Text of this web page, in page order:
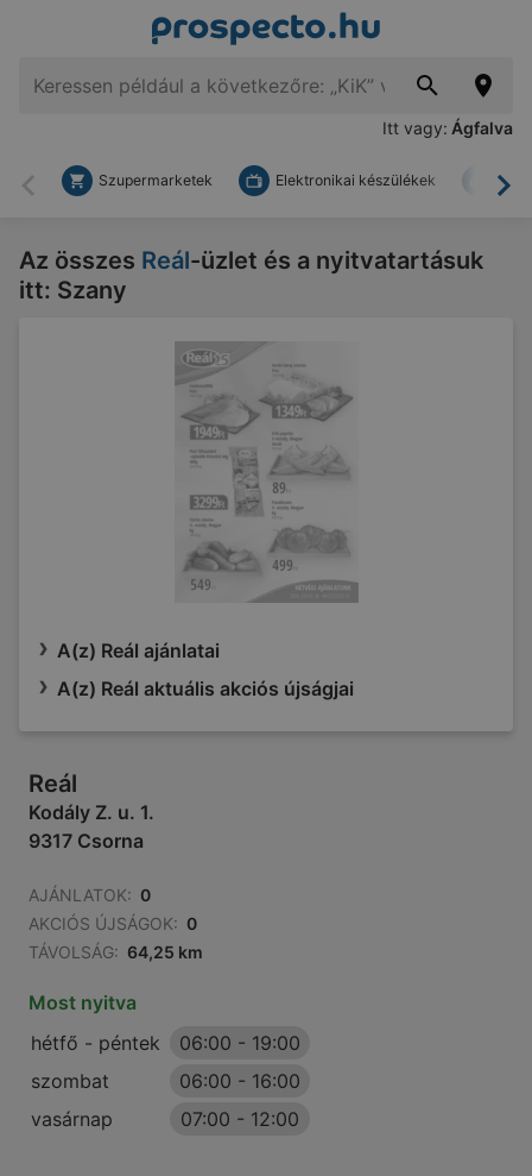
Itt vagy: Ágfalva
Vissza
Szupermarketek Elektronikai készülékek
Az összes Reál-üzlet és a nyitvatartásuk
itt: Szany
A(z) Reál ajánlatai
A(z) Reál aktuális akciós újságjai
Reál
Kodály Z. u. 1.
9317 Csorna
AJÁNLATOK: 0
AKCIÓS ÚJSÁGOK: 0
TÁVOLSÁG: 64,25 km
Most nyitva
hétfő - péntek
06:00 - 19:00
szombat
06:00 - 16:00
vasárnap
07:00 - 12:00